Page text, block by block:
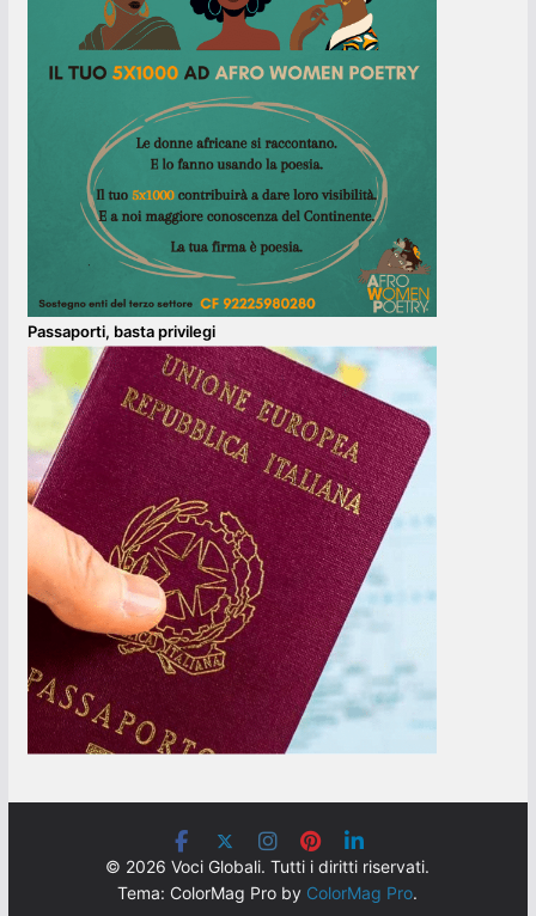
Passaporti, basta privilegi
© 2026 Voci Globali. Tutti i diritti riservati.
Tema: ColorMag Pro by ColorMag Pro.